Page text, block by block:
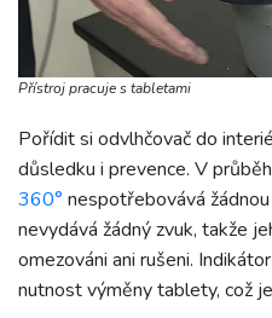
Přístroj pracuje s tabletami
Pořídit si odvlhčovač do
důsledku i prevence. V
360° nespotřebovává
nevydává žádný zvuk, takže
omezováni ani rušeni.
nutnost výměny tablety, což